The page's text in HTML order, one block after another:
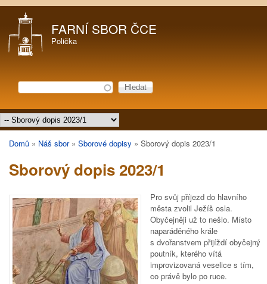
FARNÍ SBOR ČCE
Polička
Vyhledávání
Hledat
Hlavní menu
Jste zde
Domů » Náš sbor» Sborové dopisy » Sborový dopis 2023/1
Sborový dopis 2023/1
Pro svůj příjezd do hlavního
města zvolil Ježíš osla.
Obyčejněji už to nešlo. Místo
naparáděného krále
s dvořanstvem přijíždí obyčejný
poutník, kterého vítá
improvizovaná veselice s tím,
co právě bylo po ruce.